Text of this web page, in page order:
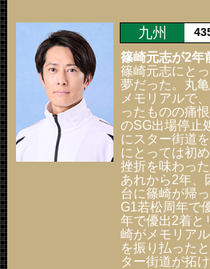
九州
篠崎元志が2年
篠崎元志にと
夢だった。丸
メモリアルで
ったものの痛
のSG出場停止
にスター街道
にとっては初
挫折を味わった
あれから2年、
台に篠崎が帰
G1若松周年で
年で優出2着と
崎がメモリア
を振り払った
ター街道が拓